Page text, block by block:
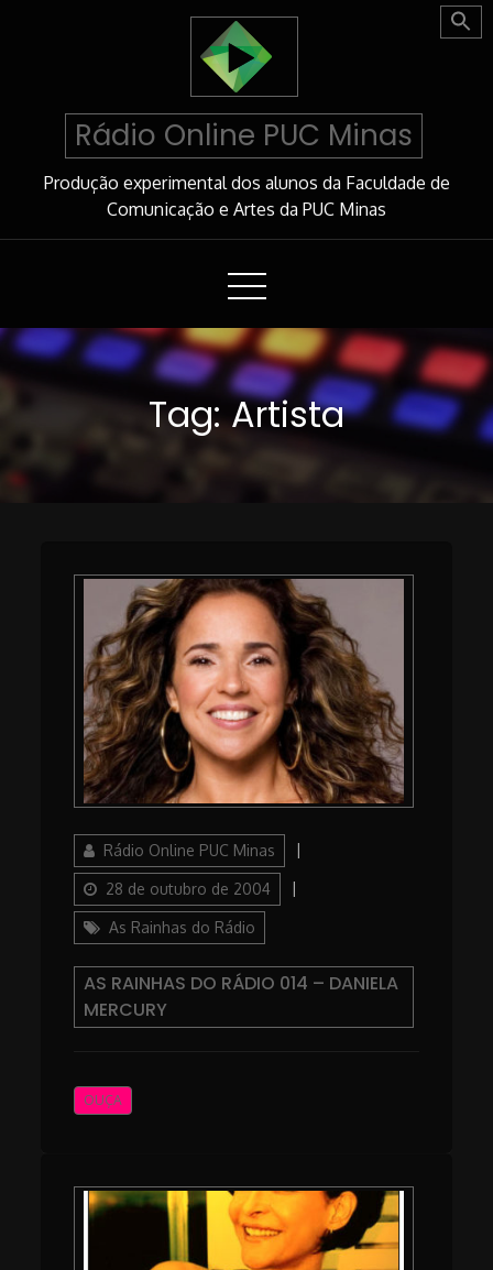
Rádio Online PUC Minas
Produção experimental dos alunos da Faculdade de
Comunicação e Artes da PUC Minas
Tag:Artista
AuthorRádio Online PUC Minas
28 de outubro de 2004
As Rainhas do Rádio
AS RAINHAS DO RÁDIO 014 – DANIELA
MERCURY
OUÇA